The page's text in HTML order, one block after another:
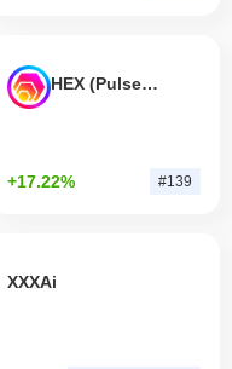
HEX (Pulsechain)
+17.22% #139
XXXAi